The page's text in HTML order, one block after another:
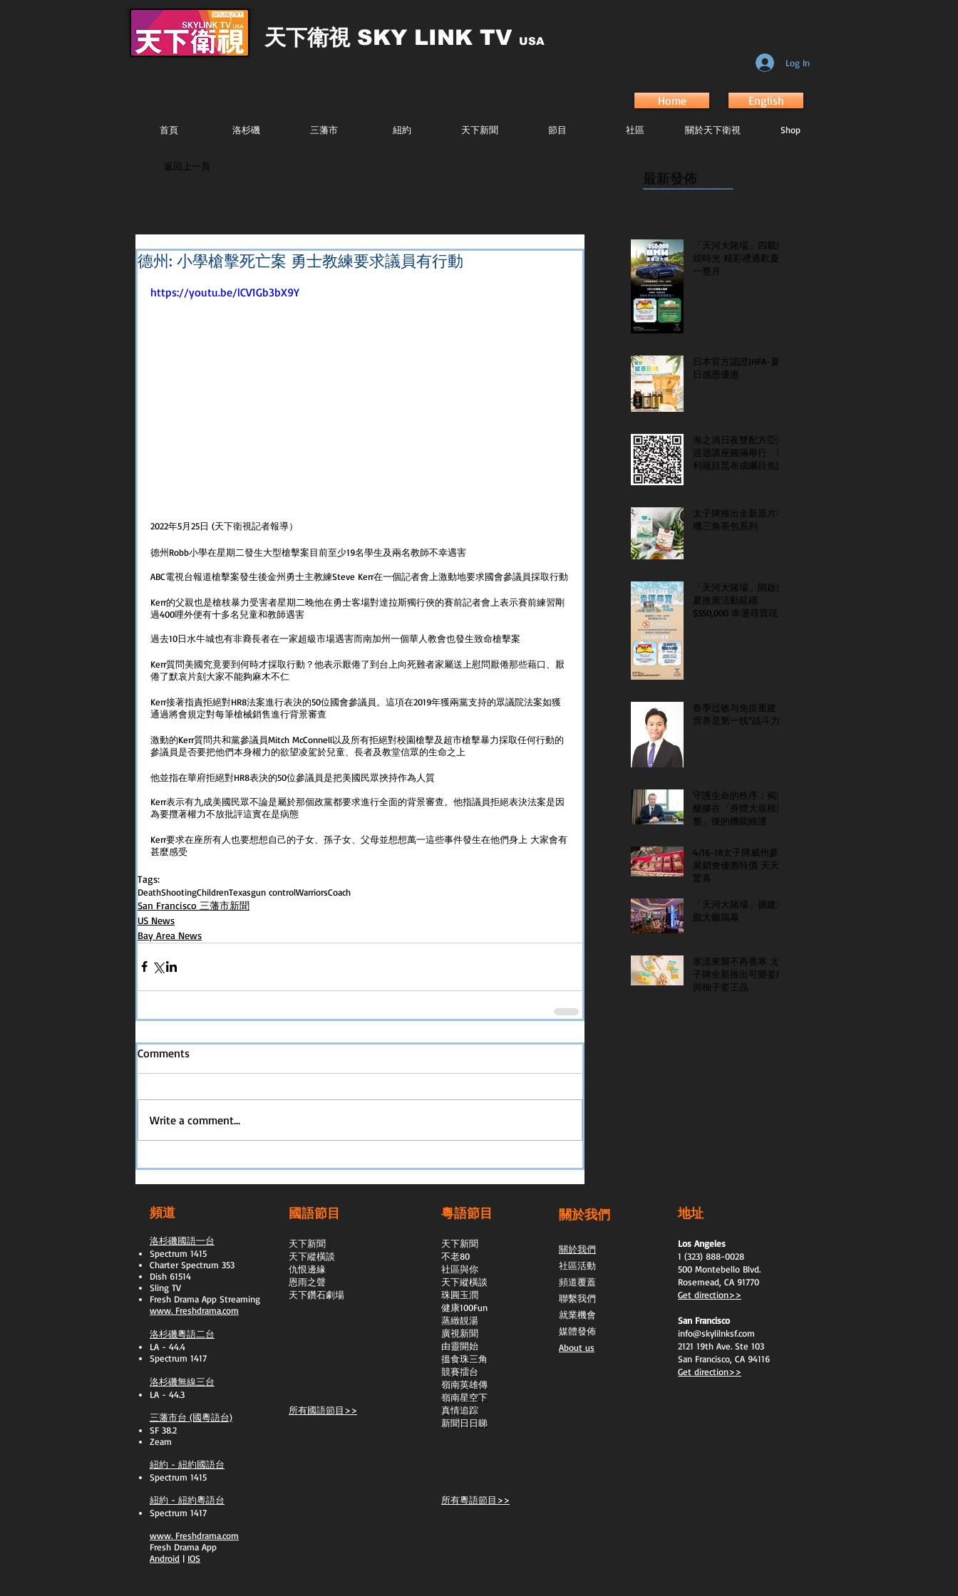
天下衛視SKY LINK TV USA
Log In
Home English
首頁 洛杉磯 三藩市 紐約 天下新聞 節目 社區 關於天下衛視 Shop
返回上一頁
德州: 小學槍擊死亡案 勇士教練要求議員有行動
https://youtu.be/lCV1Gb3bX9Y
2022年5月25日 (天下衛視記者報導）
德州Robb小學在星期二發生大型槍擊案目前至少19名學生及兩名教師不幸遇害
ABC電視台報道槍擊案發生後金州勇士主教練Steve Kerr在一個記者會上激動地要求國會參議員採取行動
Kerr的父親也是槍枝暴力受害者星期二晚他在勇士客場對達拉斯獨行俠的賽前記者會上表示賽前練習剛
過400哩外便有十多名兒童和教師遇害
過去10日水牛城也有非裔長者在一家超級市場遇害而南加州一個華人教會也發生致命槍擊案
Kerr質問美國究竟要到何時才採取行動？他表示厭倦了到台上向死難者家屬送上慰問厭倦那些藉口、厭
倦了默哀片刻大家不能夠麻木不仁
Kerr接著指責拒絕對HR8法案進行表決的50位國會參議員。這項在2019年獲兩黨支持的眾議院法案如獲
通過將會規定對每筆槍械銷售進行背景審查
激動的Kerr質問共和黨參議員Mitch McConnell以及所有拒絕對校園槍擊及超市槍擊暴力採取任何行動的
參議員是否要把他們本身權力的欲望凌駕於兒童、長者及教堂信眾的生命之上
他並指在華府拒絕對HR8表決的50位參議員是把美國民眾挾持作為人質
Kerr表示有九成美國民眾不論是屬於那個政黨都要求進行全面的背景審查。他指議員拒絕表決法案是因
為要攬著權力不放批評這實在是病態
Kerr要求在座所有人也要想想自己的子女、孫子女、父母並想想萬一這些事件發生在他們身上 大家會有
甚麼感受
Tags:
DeathShootingChildrenTexasgun controlWarriorsCoach
San Francisco 三藩市新聞
US News
Bay Area News
Comments
Write a comment...
最新發佈
...............................................................
「天河大賭場」四載輝
煌時光 精彩禮遇歡慶
一整月
日本官方認證JHFA-夏
日感恩優惠
海之滴日夜雙配方亞洲
巡迴講座圓滿舉行 專
利籠目昆布成矚目焦點
太子牌推出全新原片有
機三角茶包系列
「天河大賭場」開啟盛
夏推廣活動延續
$550,000 幸運尋寶現金
春季过敏与免疫重建：
营养是第一线“战斗力”
守護生命的秩序：褐藻
醣膠在「身體大規模重
整」後的機能維護
4/16-18太子牌威州參
展銷會優惠特價 天天
驚喜
「天河大賭場」擴建遊
戲大廳揭幕
寒流來襲不再畏寒 太
子牌全新推出可樂姜糖
與柚子姜王晶
頻道
洛杉磯國語一台
Spectrum 1415
Charter Spectrum 353
Dish 61514
Sling TV
​Fresh Drama App Streaming
www. Freshdrama.com
洛杉磯粵語二台
LA - 44.4
Spectrum 1417
洛杉磯無線三台
LA - 44.3
三藩市台 (國粵語台)
SF 38.2
Zeam
紐約 - 紐約國語台
Spectrum 1415
紐約 - 紐約粵語台
Spectrum 1417
​www. Freshdrama.com
Fresh Drama App
​Android | IOS
國語節目
天下新聞
天下縱橫談
​仇恨邊緣
恩雨之聲
天下鑽石劇場
所有國語節目>>
粵語節目
天下新聞
不老80
社區與你
天下縱橫談
​珠圓玉潤
​健康100Fun
蒸緻靚湯
​廣視新聞
由靈開始
搵食珠三角
競賽擂台
嶺南英雄傳
嶺南星空下
真情追踪
新聞日日睇
所有粵語節目>>
關於我們
關於我們
社區活動
頻道覆蓋
聯繫我們
就業機會
媒體發佈
About us
地址
Los Angeles
1 (323) 888-0028
500 Montebello Blvd.
Rosemead, CA 91770
Get direction>>
San Francisco
info@skylilnksf.com
2121 19th Ave. Ste 103
San Francisco, CA 94116
Get direction>>